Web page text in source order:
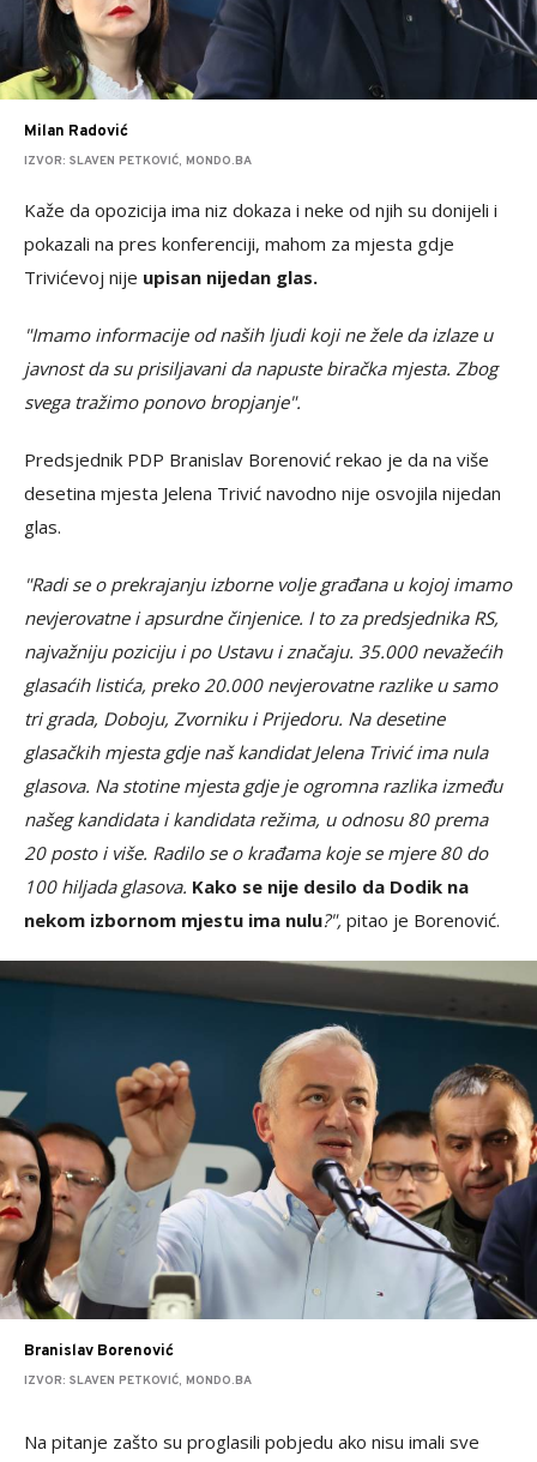
Milan Radović
IZVOR: SLAVEN PETKOVIĆ, MONDO.BA
Kaže da opozicija ima niz dokaza i neke od njih su donijeli i
pokazali na pres konferenciji, mahom za mjesta gdje
Trivićevoj nije upisan nijedan glas.
"Imamo informacije od naših ljudi koji ne žele da izlaze u
javnost da su prisiljavani da napuste biračka mjesta. Zbog
svega tražimo ponovo bropjanje".
Predsjednik PDP Branislav Borenović rekao je da na više
desetina mjesta Jelena Trivić navodno nije osvojila nijedan
glas.
"Radi se o prekrajanju izborne volje građana u kojoj imamo
nevjerovatne i apsurdne činjenice. I to za predsjednika RS,
najvažniju poziciju i po Ustavu i značaju. 35.000 nevažećih
glasaćih listića, preko 20.000 nevjerovatne razlike u samo
tri grada, Doboju, Zvorniku i Prijedoru. Na desetine
glasačkih mjesta gdje naš kandidat Jelena Trivić ima nula
glasova. Na stotine mjesta gdje je ogromna razlika između
našeg kandidata i kandidata režima, u odnosu 80 prema
20 posto i više. Radilo se o krađama koje se mjere 80 do
100 hiljada glasova. Kako se nije desilo da Dodik na
nekom izbornom mjestu ima nulu?", pitao je Borenović.
Branislav Borenović
IZVOR: SLAVEN PETKOVIĆ, MONDO.BA
Na pitanje zašto su proglasili pobjedu ako nisu imali sve